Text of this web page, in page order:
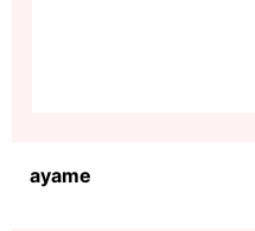
ayame